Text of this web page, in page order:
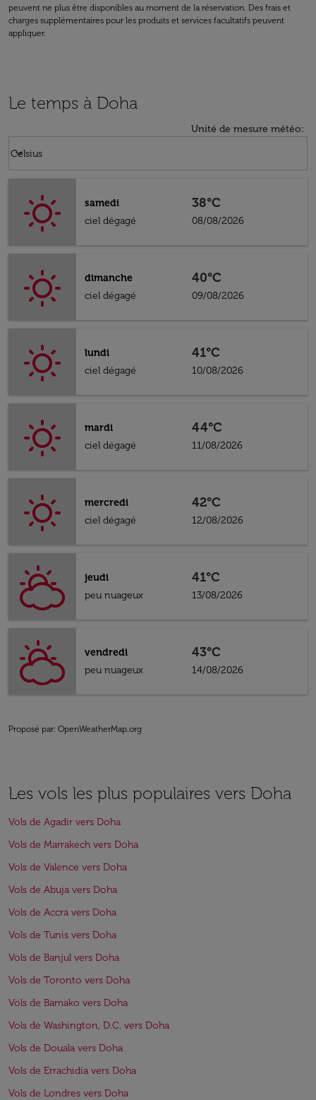
peuvent ne plus être disponibles au moment de la réservation. Des frais et
charges supplémentaires pour les produits et services facultatifs peuvent
appliquer.
Le temps à Doha
Unité de mesure météo:
Celsius
keyboard_arrow_down
samedi
ciel dégagé
38°C
08/08/2026
dimanche
ciel dégagé
40°C
09/08/2026
lundi
ciel dégagé
41°C
10/08/2026
mardi
ciel dégagé
44°C
11/08/2026
mercredi
ciel dégagé
42°C
12/08/2026
jeudi
peu nuageux
41°C
13/08/2026
vendredi
peu nuageux
43°C
14/08/2026
Proposé par: OpenWeatherMap.org
Les vols les plus populaires vers Doha
Vols de Agadir vers Doha
Vols de Marrakech vers Doha
Vols de Valence vers Doha
Vols de Abuja vers Doha
Vols de Accra vers Doha
Vols de Tunis vers Doha
Vols de Banjul vers Doha
Vols de Toronto vers Doha
Vols de Bamako vers Doha
Vols de Washington, D.C. vers Doha
Vols de Douala vers Doha
Vols de Errachidia vers Doha
Vols de Londres vers Doha